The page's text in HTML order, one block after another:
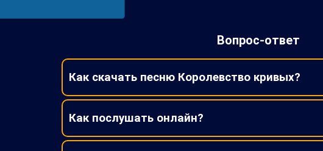
Вопрос-ответ
Как скачать песню Королевство кривых?
Как послушать онлайн?